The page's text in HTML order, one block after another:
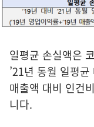
일평균 손실액은
’21년 동월 일평
매출액 대비 인건
니다.